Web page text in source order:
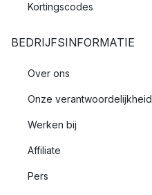
Kortingscodes
BEDRIJFSINFORMATIE
Over ons
Onze verantwoordelijkheid
Werken bij
Affiliate
Pers